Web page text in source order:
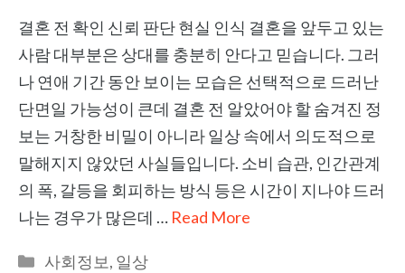
결혼 전 확인 신뢰 판단 현실 인식 결혼을 앞두고 있는
사람 대부분은 상대를 충분히 안다고 믿습니다. 그러
나 연애 기간 동안 보이는 모습은 선택적으로 드러난
단면일 가능성이 큰데 결혼 전 알았어야 할 숨겨진 정
보는 거창한 비밀이 아니라 일상 속에서 의도적으로
말해지지 않았던 사실들입니다. 소비 습관, 인간관계
의 폭, 갈등을 회피하는 방식 등은 시간이 지나야 드러
나는 경우가 많은데 … Read More
Categories
사회정보, 일상